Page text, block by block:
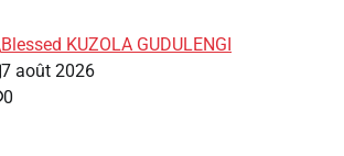
Blessed KUZOLA GUDULENGI
7 août 2026
0